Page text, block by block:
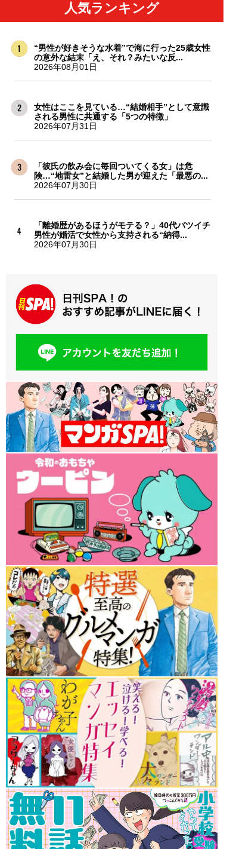
人気ランキング
“男性が好きそうな水着”で海に行った25歳女性
の意外な結末「え、それ？みたいな反...
2026年08月01日
女性はここを見ている…“結婚相手”として意識
される男性に共通する「5つの特徴」
2026年07月31日
「彼氏の飲み会に毎回ついてくる女」は危
険…“地雷女”と結婚した男が迎えた「最悪の...
2026年07月30日
「離婚歴があるほうがモテる？」40代バツイチ
男性が婚活で女性から支持される“納得...
2026年07月30日